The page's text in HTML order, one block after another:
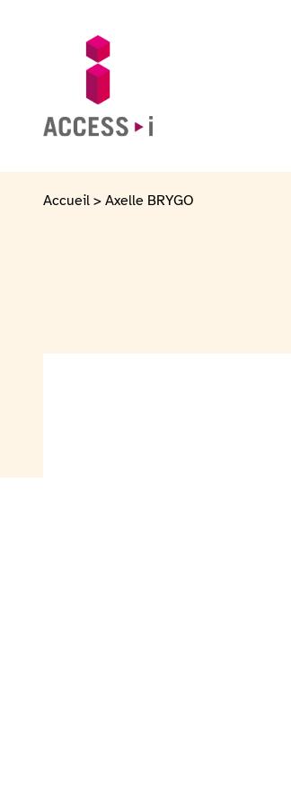
Accueil > Axelle BRYGO